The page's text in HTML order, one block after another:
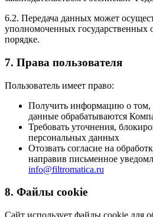
6.2. Передача данных может
уполномоченных государственных
порядке.
7. Права пользователя
Пользователь имеет право:
Получить информацию о том,
данные обрабатываются
Требовать уточнения,
персональных данных
Отозвать согласие на
направив письменное
info@filtromatica.ru
8. Файлы cookie
Сайт использует файлы cookie для